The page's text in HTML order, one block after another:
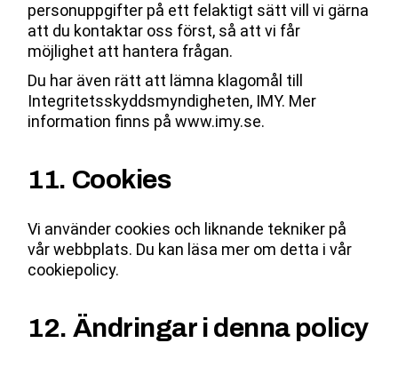
personuppgifter på ett felaktigt sätt vill vi gärna
att du kontaktar oss först, så att vi får
möjlighet att hantera frågan.
Du har även rätt att lämna klagomål till
Integritetsskyddsmyndigheten, IMY. Mer
information finns påwww.imy.se.
11. Cookies
Vi använder cookies och liknande tekniker på
vår webbplats. Du kan läsa mer om detta i vår
cookiepolicy.
12. Ändringar i denna policy